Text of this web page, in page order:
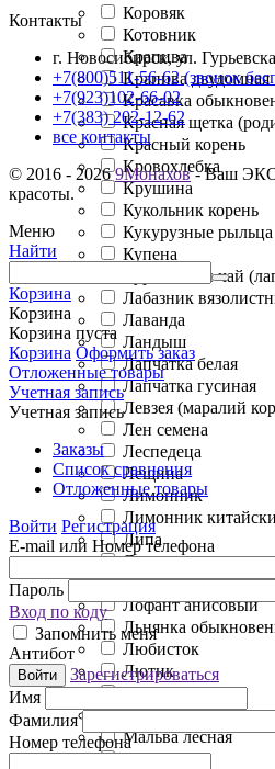
Коровяк
Котовник
Крапива
Крапива двудомная
Красавка
Красная щетка
Красный корень
Кровохлебка
Крушина
Кукольник корень
Кукурузные рыльца
Купена
Курильский чай
Лабазник
Лаванда
Ландыш
Лапчатка белая
Лапчатка гусиная
Левзея (маралий
Лен семена
Леспедеца
Лещина
Лимонник
Лимонник
Липа
Лиственница кора
Лопух корень
Лофант анисовый
Льнянка
Любисток
Лютик
Люцерна
Малина лист
Мальва лесная
Манжетка
Контакты
г. Новосибирск, ул.
+7(800)511-56-62 (звонок
+7(923)102-66-02
+7(383) 202-12-62
все контакты
© 2016 - 20269Монахов- Ваш ЭКО-
красоты.
Меню
Найти
Корзина
Корзина
Корзина пуста
Корзина Оформить заказ
Отложенные товары
Учетная запись
Учетная запись
Заказы
Список сравнения
Отложенные товары
Войти Регистрация
E-mail или Номер телефона
Пароль
Вход по коду
Запомнить меня
Антибот
Войти
Зарегистрироваться
Имя
Фамилия
Номер телефона